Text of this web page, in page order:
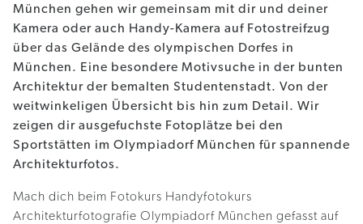
München gehen wir gemeinsam mit dir und deiner
Kamera oder auch Handy-Kamera auf Fotostreifzug
über das Gelände des olympischen Dorfes in
München. Eine besondere Motivsuche in der bunten
Architektur der bemalten Studentenstadt. Von der
weitwinkeligen Übersicht bis hin zum Detail. Wir
zeigen dir ausgefuchste Fotoplätze bei den
Sportstätten im Olympiadorf München für spannende
Architekturfotos.
Mach dich beim Fotokurs Handyfotokurs
Architekturfotografie Olympiadorf München gefasst auf